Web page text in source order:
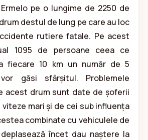
pe o lungime de 2250 de
destul de lung pe care au loc
rutiere fatale. Pe acest
1095 de persoane ceea ce
fiecare 10 km un număr de 5
găsi sfârșitul. Problemele
acest drum sunt date de șoferii
mari și de cei sub influența
combinate cu vehiculele de
încet dau naștere la